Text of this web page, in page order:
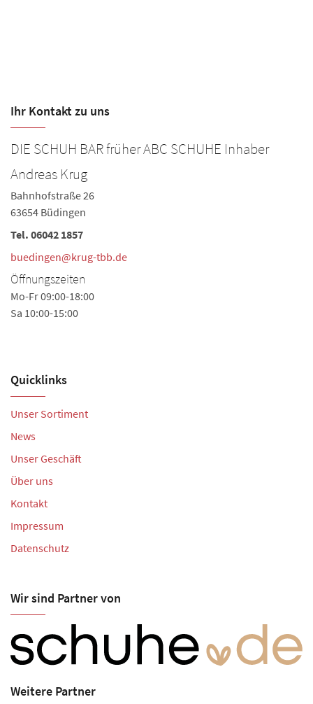
Ihr Kontakt zu uns
DIE SCHUH BAR früher ABC SCHUHE Inhaber
Andreas Krug
Bahnhofstraße 26
63654 Büdingen
Tel. 06042 1857
buedingen@krug-tbb.de
Öffnungszeiten
Mo-Fr 09:00-18:00
Sa 10:00-15:00
Quicklinks
Unser Sortiment
News
Unser Geschäft
Über uns
Kontakt
Impressum
Datenschutz
Wir sind Partner von
Weitere Partner